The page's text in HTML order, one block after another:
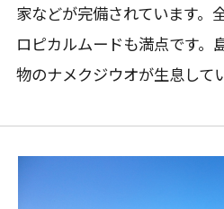
家などが完備されています。
ロピカルムードも満点です。
物のナメクジウオが生息して